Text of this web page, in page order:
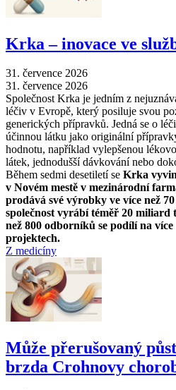
Krka –⁠ inovace ve
31. července 2026
31. července 2026
Společnost Krka je jedním z
léčiv v Evropě, který posiluje svou
generických přípravků. Jedná se o
účinnou látku jako originální
hodnotu, například vylepšenou
látek, jednodušší dávkování nebo
Během sedmi desetiletí se Krka
v Novém mestě v mezinárodní
prodává své výrobky ve více než
společnost vyrábí téměř 20 miliard
než 800 odborníků se podílí na
projektech.
Z medicíny
Může přerušovaný
brzda Crohnovy